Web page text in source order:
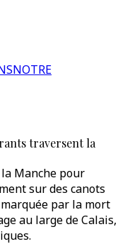
NOTRE
traversent la
Manche pour
sur des canots
par la mort
au large de Calais,